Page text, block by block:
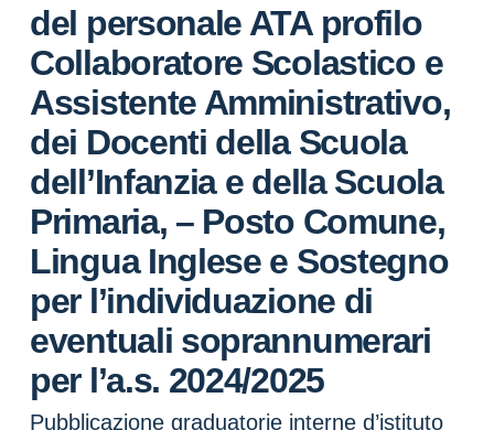
del personale ATA profilo
Collaboratore Scolastico e
Assistente Amministrativo,
dei Docenti della Scuola
dell’Infanzia e della Scuola
Primaria, – Posto Comune,
Lingua Inglese e Sostegno
per l’individuazione di
eventuali soprannumerari
per l’a.s. 2024/2025
Pubblicazione graduatorie interne d’istituto